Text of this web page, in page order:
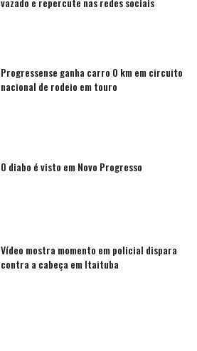
Progressense ganha carro 0 km em circuito
nacional de rodeio em touro
O diabo é visto em Novo Progresso
Vídeo mostra momento em policial dispara
contra a cabeça em Itaituba